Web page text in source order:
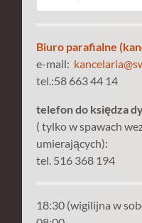
Biuro parafialne
e-mail:
tel.:58 663 44 14
telefon do księdza
( tylko w spawach
umierających):
tel. 516 368 194
18:30 (wigilijna w